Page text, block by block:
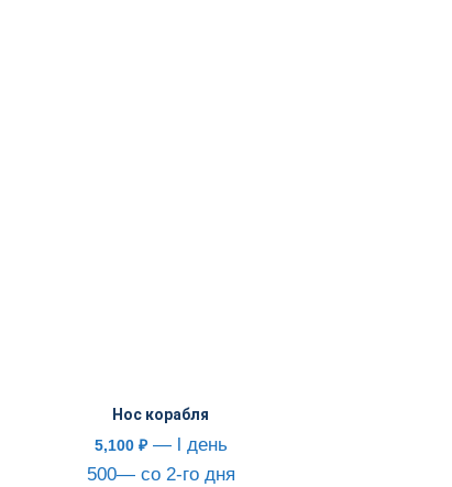
Нос корабля
5,100 ₽— l день
500— со 2-го дня